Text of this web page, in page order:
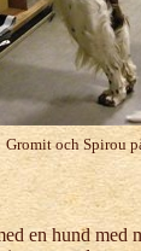
Gromit och Spirou
en hund med